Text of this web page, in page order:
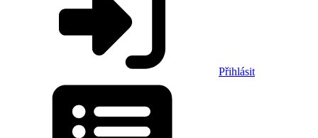
Přihlásit